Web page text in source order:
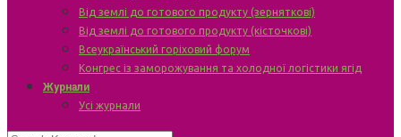
Від землі до готового продукту (зерняткові)
Від землі до готового продукту (кісточкові)
Всеукраїнський горіховий форум
Конгрес із заморожування та холодної логістики ягід
Журнали
Усі журнали